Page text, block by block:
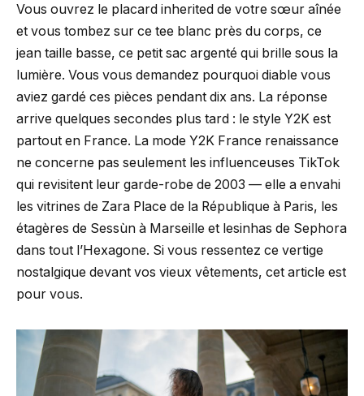
Vous ouvrez le placard inherited de votre sœur aînée
et vous tombez sur ce tee blanc près du corps, ce
jean taille basse, ce petit sac argenté qui brille sous la
lumière. Vous vous demandez pourquoi diable vous
aviez gardé ces pièces pendant dix ans. La réponse
arrive quelques secondes plus tard : le style Y2K est
partout en France. La mode Y2K France renaissance
ne concerne pas seulement les influenceuses TikTok
qui revisitent leur garde-robe de 2003 — elle a envahi
les vitrines de Zara Place de la République à Paris, les
étagères de Sessùn à Marseille et lesinhas de Sephora
dans tout l’Hexagone. Si vous ressentez ce vertige
nostalgique devant vos vieux vêtements, cet article est
pour vous.